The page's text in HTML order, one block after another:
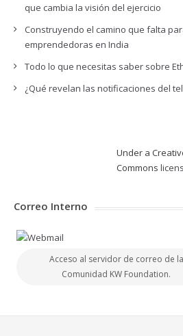
que cambia la visión del ejercicio
Construyendo el camino que falta
emprendedoras en India
Todo lo que necesitas saber sobre
¿Qué revelan las notificaciones del
Under a
Commons
Correo Interno
Acceso al servidor de correo de la
Comunidad KW Foundation.